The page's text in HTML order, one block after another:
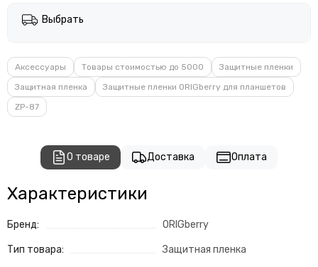
Выбрать
Аксессуары Товары стоимостью до 5000
Защитные пленки
Защитная пленка
Защитные пленки ORIGberry для планшетов
ZP-87
О товаре Доставка Оплата
Характеристики
Бренд: ORIGberry
Тип товара: Защитная пленка